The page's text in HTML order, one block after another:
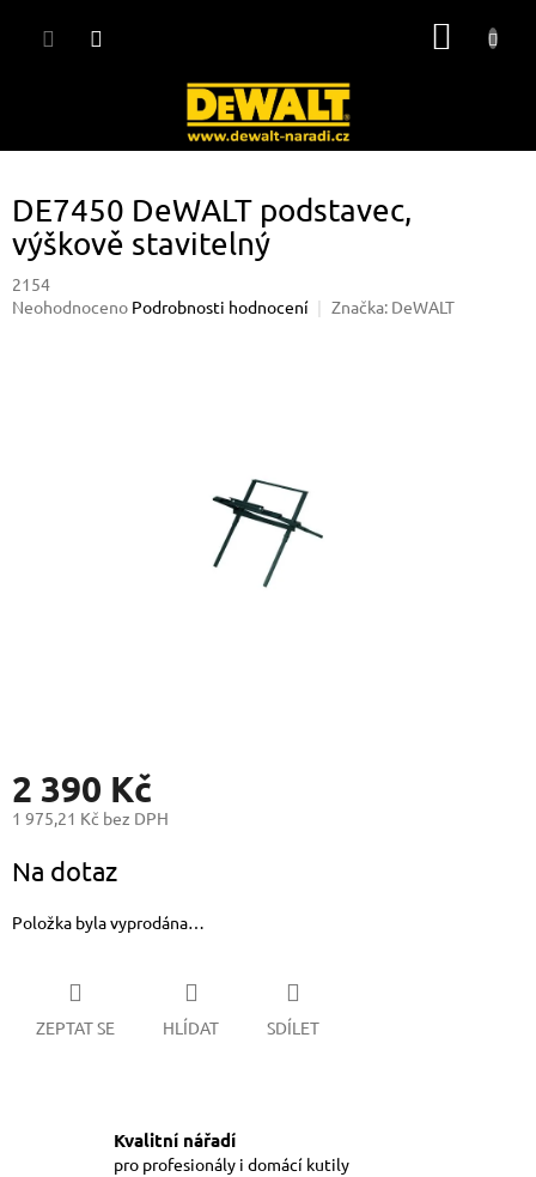
DE7450 DeWALT podstavec,
výškově stavitelný
2154
Průměrné
Neohodnoceno Podrobnosti hodnocení Značka: DeWALT
2 390 Kč
1 975,21 Kč bez DPH
cena:
Na dotaz
Položka byla vyprodána…
ZEPTAT SE HLÍDAT SDÍLET
Kvalitní nářadí
pro profesionály i domácí kutily